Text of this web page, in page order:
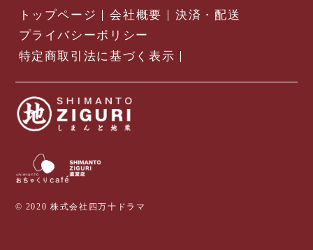
トップページ 会社概要
決済・配送
プライバシーポリシー
特定商取引法に基づく表示
© 2020 株式会社四万十ドラマ